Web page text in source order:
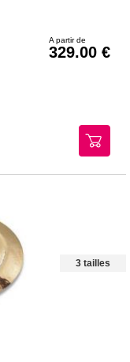
A partir de
329.00
3 tailles